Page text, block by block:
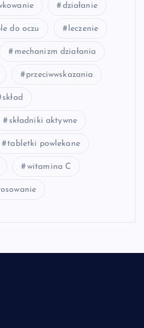
działanie
do oczu leczenie
mechanizm działania
przeciwwskazania
skład
składniki aktywne
tabletki powlekane
witamina C